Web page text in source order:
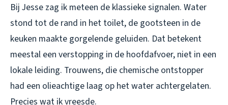
Bij Jesse zag ik meteen de klassieke signalen. Water
stond tot de rand in het toilet, de gootsteen in de
keuken maakte gorgelende geluiden. Dat betekent
meestal een verstopping in de hoofdafvoer, niet in een
lokale leiding. Trouwens, die chemische ontstopper
had een olieachtige laag op het water achtergelaten.
Precies wat ik vreesde.